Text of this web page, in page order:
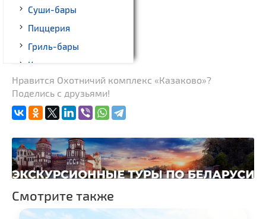
Суши-бары
Пиццерия
Гриль-бары
Кинотеатры
Театры
Бильярд
Казино
Торговые центры,
универмаги
Fast-food
Нравится Охотничий комплекс «Казаково»?
Поделись с друзьями!
Смотрите также